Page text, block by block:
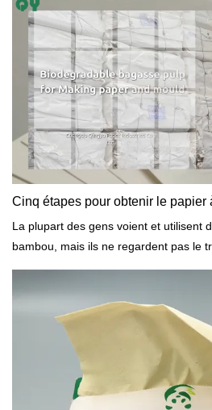
pénurie de ressources en bois, du
de l'Est. De nouvelles technologies
silicium ont été développées pour
bambou en tant que matière
que pour améliorer la qualité des
capacité de fabrication de pâte de
d'augmenter dans un proche avenir.
Cinq étapes pour obtenir le papier
La plupart des gens voient et utilisent
bambou, mais ils ne regardent pas le
comme le papier à pâte de bagasse,
comprendre comment pour obtenir du
nous aimons présenter brièvement